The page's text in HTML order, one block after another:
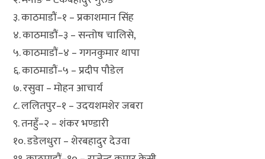
३. काठमाडौं–१ – प्रकाशमान सिंह
४. काठमाडौं–३ – सन्तोष चालिसे,
५. काठमाडौं–४ – गगनकुमार थापा
६. काठमाडौं–५ – प्रदीप पौडेल
७. रसुवा – मोहन आचार्य
८. ललितपुर–१ – उदयशमशेर जबरा
९. तनहुँ–२ – शंकर भण्डारी
१०. डडेलधुरा – शेरबहादुर देउवा